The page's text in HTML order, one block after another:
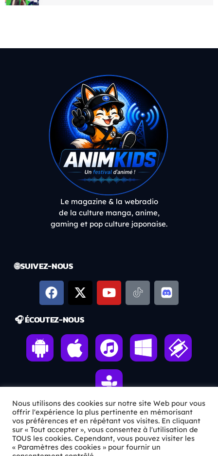
Le magazine & la webradio
de la culture manga, anime,
gaming et pop culture japonaise.
🌐 SUIVEZ-NOUS
🎧 ÉCOUTEZ-NOUS
ℹ️ INFOS PRATIQUES
✉️Contact
Nous utilisons des cookies sur notre site Web pour vous
offrir l'expérience la plus pertinente en mémorisant
vos préférences et en répétant vos visites. En cliquant
sur « Tout accepter », vous consentez à l'utilisation de
TOUS les cookies. Cependant, vous pouvez visiter les
« Paramètres des cookies » pour fournir un